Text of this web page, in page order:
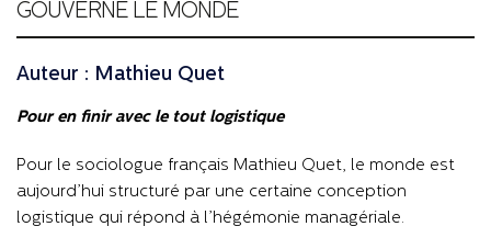
GOUVERNE LE MONDE
Auteur : Mathieu Quet
Pour en finir avec le tout logistique
Pour le sociologue français Mathieu Quet, le monde est
aujourd’hui structuré par une certaine conception
logistique qui répond à l’hégémonie managériale.